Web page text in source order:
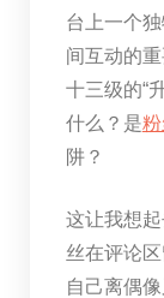
台上一个
间互动的
十三级的“
什么？是
阱？
这让我想
丝在评论
自己离偶